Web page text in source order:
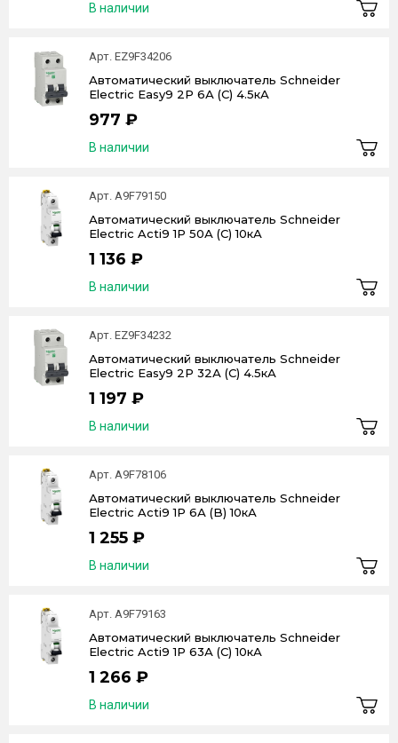
В наличии
Арт. EZ9F34206
Автоматический выключатель Schneider
Electric Easy9 2P 6А (C) 4.5кА
977 ₽
В наличии
Арт. A9F79150
Автоматический выключатель Schneider
Electric Acti9 1P 50А (C) 10кА
1 136 ₽
В наличии
Арт. EZ9F34232
Автоматический выключатель Schneider
Electric Easy9 2P 32А (C) 4.5кА
1 197 ₽
В наличии
Арт. A9F78106
Автоматический выключатель Schneider
Electric Acti9 1P 6А (B) 10кА
1 255 ₽
В наличии
Арт. A9F79163
Автоматический выключатель Schneider
Electric Acti9 1P 63А (C) 10кА
1 266 ₽
В наличии